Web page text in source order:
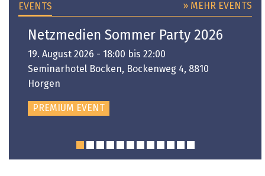
EVENTS » MEHR EVENTS
Netzmedien Sommer Party 2026
19. August 2026 - 18:00 bis 22:00
Seminarhotel Bocken, Bockenweg 4, 8810
Horgen
PREMIUM EVENT